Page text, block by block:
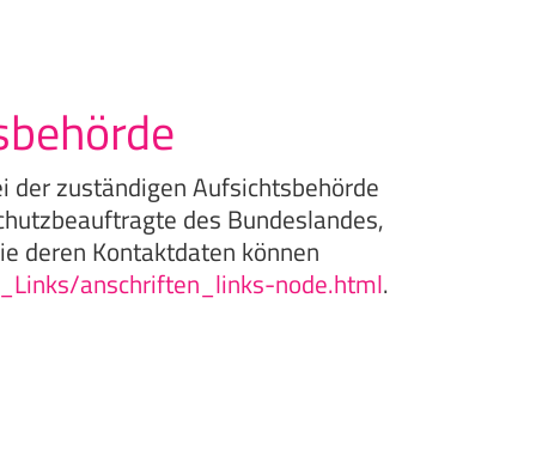
zuständigen Aufsichtsbehörde
des Bundeslandes,
deren Kontaktdaten können
anschriften_links-node.html.